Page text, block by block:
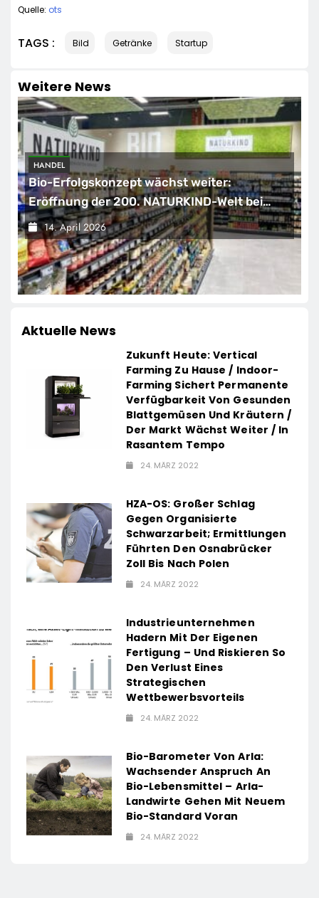
Quelle: ots
TAGS : Bild Getränke Startup
Weitere News
HANDEL
Bio-Erfolgskonzept wächst weiter:
Eröffnung der 200. NATURKIND-Welt bei
EDEKA
14. April 2026
Aktuelle News
Zukunft Heute: Vertical
Farming Zu Hause / Indoor-
Farming Sichert Permanente
Verfügbarkeit Von Gesunden
Blattgemüsen Und Kräutern /
Der Markt Wächst Weiter / In
Rasantem Tempo
24. MÄRZ 2022
HZA-OS: Großer Schlag
Gegen Organisierte
Schwarzarbeit; Ermittlungen
Führten Den Osnabrücker
Zoll Bis Nach Polen
24. MÄRZ 2022
Industrieunternehmen
Hadern Mit Der Eigenen
Fertigung – Und Riskieren So
Den Verlust Eines
Strategischen
Wettbewerbsvorteils
24. MÄRZ 2022
Bio-Barometer Von Arla:
Wachsender Anspruch An
Bio-Lebensmittel – Arla-
Landwirte Gehen Mit Neuem
Bio-Standard Voran
24. MÄRZ 2022